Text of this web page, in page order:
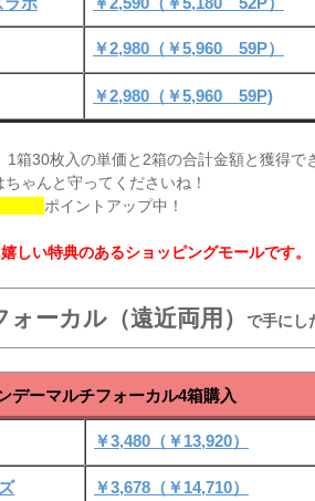
￥2,980（￥5,960 59P）
￥2,980（￥5,960 59P)
30枚入の単価と2箱の合計金額と獲得で
ゃんと守ってくださいね！
ポイントアップ中！
しい特典のあるショッピングモールです。
ーカル（遠近両用） で手に
デーマルチフォーカル4箱購入
￥3,480（￥13,920）
￥3,678（￥14,710）